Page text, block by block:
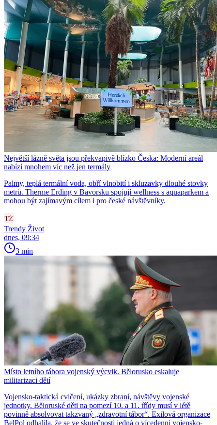
Největší lázně světa jsou překvapivě blízko Česka: Moderní areál
nabízí mnohem víc než jen termály
Palmy, teplá termální voda, obří vlnobití i skluzavky dlouhé stovky
metrů. Therme Erding v Bavorsku spojují wellness s aquaparkem a
mohou být zajímavým cílem i pro české návštěvníky.
Trendy Život
dnes, 09:34
3 min
Místo letního tábora vojenský výcvik. Bělorusko eskaluje
militarizaci dětí
Vojensko-taktická cvičení, ukázky zbraní, návštěvy vojenské
jednotky. Běloruské děti na pomezí 10. a 11. třídy musí v létě
povinně absolvovat takzvaný „zdravotní tábor“. Exilová organizace
BelPol odhalila, že se ve skutečnosti jedná o vícedenní vojensko-